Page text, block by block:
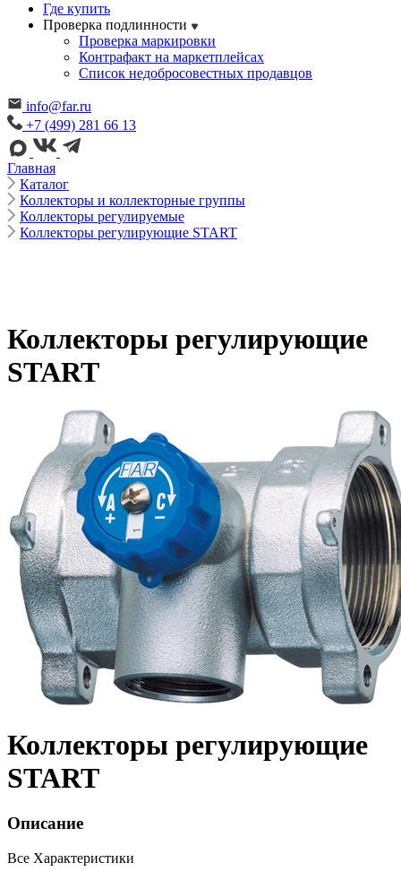
Где купить
Проверка подлинности
Проверка маркировки
Контрафакт на маркетплейсах
Cписок недобросовестных продавцов
info@far.ru
+7 (499) 281 66 13
Главная
Каталог
Коллекторы и коллекторные группы
Коллекторы регулируемые
Коллекторы регулирующие START
Коллекторы регулирующие
START
Коллекторы регулирующие
START
Описание
Все Характеристики